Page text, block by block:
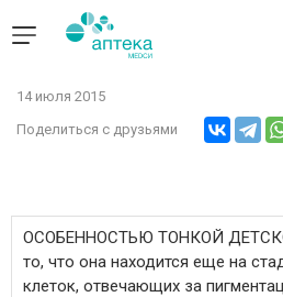
14 июля 2015
Поделиться с друзьями
ОСОБЕННОСТЬЮ ТОНКОЙ
то, что она находится еще на
клеток, отвечающих за